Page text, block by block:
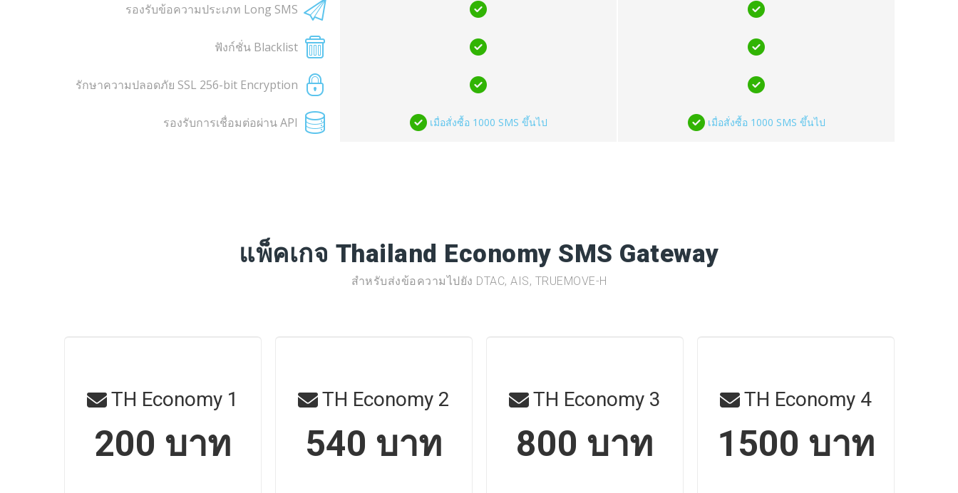
รองรับข้อความประเภท Long SMS
ฟังก์ชั่น Blacklist
รักษาความปลอดภัย SSL 256-bit Encryption
รองรับการเชื่อมต่อผ่าน API เมื่อสั่งซื้อ 1000 SMS ขึ้นไป เมื่อสั่งซื้อ 1000 SMS ขึ้นไป
แพ็คเกจ Thailand Economy SMS Gateway
สำหรับส่งข้อความไปยัง DTAC, AIS, TRUEMOVE-H
TH Economy 1
200 บาท
TH Economy 2
540 บาท
TH Economy 3
800 บาท
TH Economy 4
1500 บาท